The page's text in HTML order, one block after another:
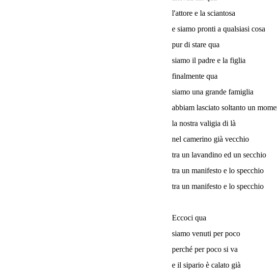
l'attore e la sciantosa
e siamo pronti a qualsiasi cosa
pur di stare qua
siamo il padre e la figlia
finalmente qua
siamo una grande famiglia
abbiam lasciato soltanto un
la nostra valigia di là
nel camerino già vecchio
tra un lavandino ed un secchio
tra un manifesto e lo specchio
tra un manifesto e lo specchio
Eccoci qua
siamo venuti per poco
perché per poco si va
e il sipario è calato già